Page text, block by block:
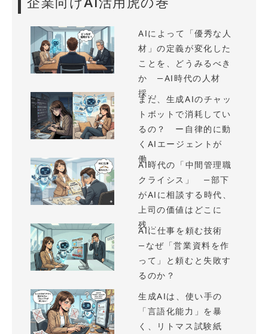
AIによって「優秀な人
材」の定義が変化した
ことを、どうみるべき
か —AI時代の人材
採...
まだ、生成AIのチャッ
トボットで消耗してい
るの？ ー自律的に動
くAIエージェントが
働...
AI時代の「中間管理職
クライシス」 —部下
がAIに相談する時代、
上司の価値はどこに
残...
AIに仕事を頼む技術
—なぜ「営業資料を作
って」と頼むと失敗す
るのか？
生成AIは、使い手の
「言語化能力」を暴
く、リトマス試験紙